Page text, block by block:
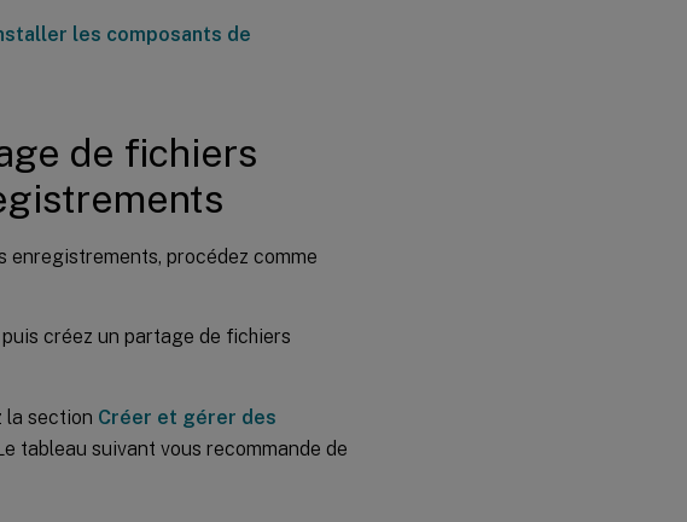
les composants de
de fichiers
enregistrements, procédez comme
créez un partage de fichiers
la section Créer et gérer des
tableau suivant vous recommande de